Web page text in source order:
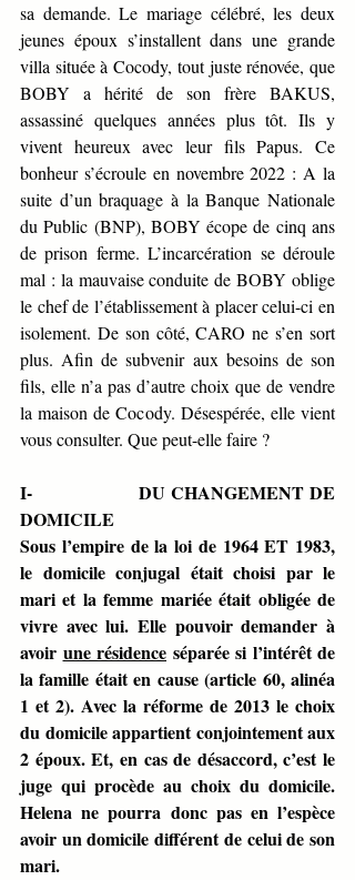
sa demande. Le mariage célébré, les deux
jeunes époux s’installent dans une grande
villa située à Cocody, tout juste rénovée, que
BOBY a hérité de son frère BAKUS,
assassiné quelques années plus tôt. Ils y
vivent heureux avec leur fils Papus. Ce
bonheur s’écroule en novembre 2022 : A la
suite d’un braquage à la Banque Nationale
du Public (BNP), BOBY écope de cinq ans
de prison ferme. L’incarcération se déroule
mal : la mauvaise conduite de BOBY oblige
le chef de l’établissement à placer celui-ci en
isolement. De son côté, CARO ne s’en sort
plus. Afin de subvenir aux besoins de son
fils, elle n’a pas d’autre choix que de vendre
la maison de Cocody. Désespérée, elle vient
vous consulter. Que peut-elle faire ?
I-                   DU CHANGEMENT DE
DOMICILE
Sous l’empire de la loi de 1964 ET 1983,
le domicile conjugal était choisi par le
mari et la femme mariée était obligée de
vivre avec lui. Elle pouvoir demander à
avoir une résidence séparée si l’intérêt de
la famille était en cause (article 60, alinéa
1 et 2). Avec la réforme de 2013 le choix
du domicile appartient conjointement aux
2 époux. Et, en cas de désaccord, c’est le
juge qui procède au choix du domicile.
Helena ne pourra donc pas en l’espèce
avoir un domicile différent de celui de son
mari.